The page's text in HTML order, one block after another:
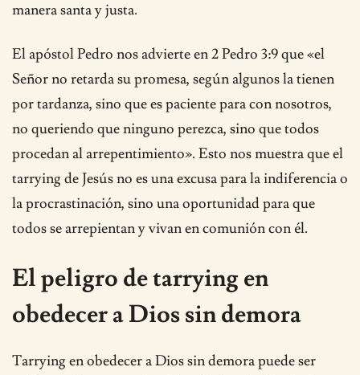
manera santa y justa.
El apóstol Pedro nos advierte en 2 Pedro 3:9 que «el
Señor no retarda su promesa, según algunos la tienen
por tardanza, sino que es paciente para con nosotros,
no queriendo que ninguno perezca, sino que todos
procedan al arrepentimiento». Esto nos muestra que el
tarrying de Jesús no es una excusa para la indiferencia o
la procrastinación, sino una oportunidad para que
todos se arrepientan y vivan en comunión con él.
El peligro de tarrying en
obedecer a Dios sin demora
Tarrying en obedecer a Dios sin demora puede ser